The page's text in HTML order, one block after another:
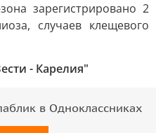
зарегистрировано 2
случаев клещевого
- Карелия"
в Одноклассниках